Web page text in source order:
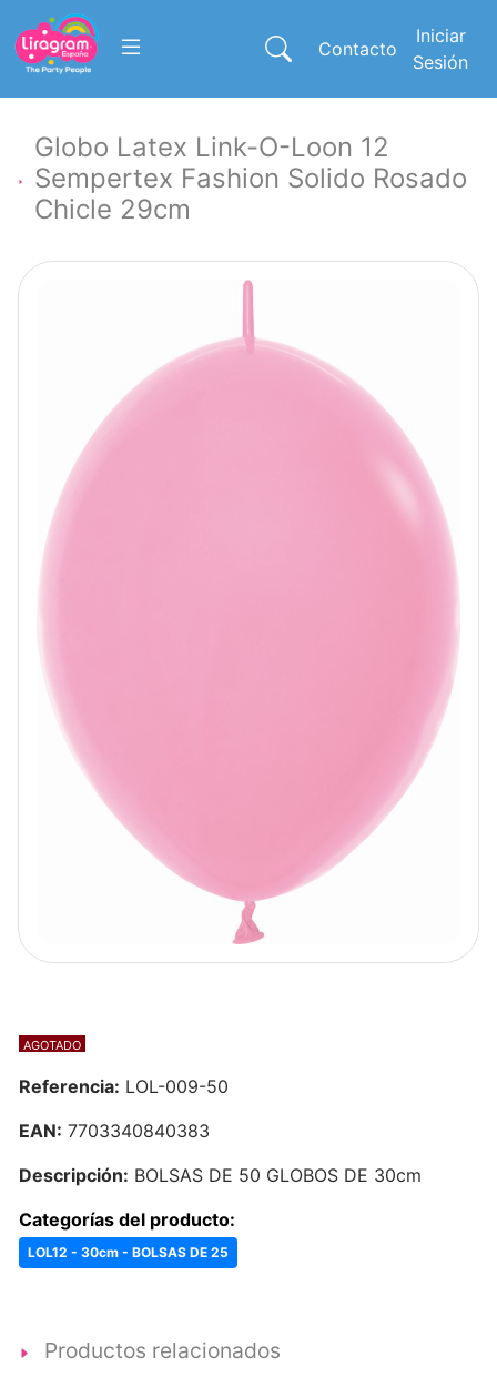
Contacto
Iniciar
Sesión
Globo Latex Link-O-Loon 12
Sempertex Fashion Solido Rosado
Chicle 29cm
AGOTADO
Referencia: LOL-009-50
EAN: 7703340840383
Descripción: BOLSAS DE 50 GLOBOS DE 30cm
Categorías del producto:
LOL12 - 30cm - BOLSAS DE 25
Productos relacionados